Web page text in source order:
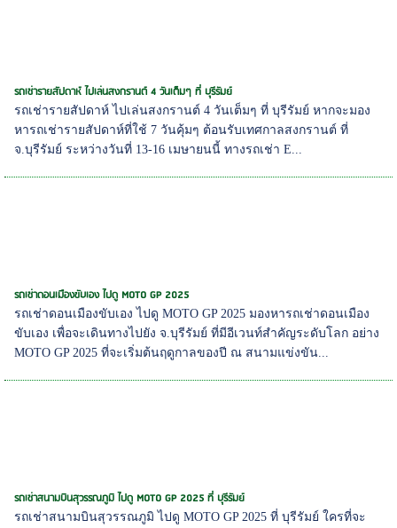
รถเช่ารายสัปดาห์ ไปเล่นสงกรานต์ 4 วันเต็มๆ ที่ บุรีรัมย์
รถเช่ารายสัปดาห์ ไปเล่นสงกรานต์ 4 วันเต็มๆ ที่ บุรีรัมย์ หากจะมอง
หารถเช่ารายสัปดาห์ที่ใช้ 7 วันคุ้มๆ ต้อนรับเทศกาลสงกรานต์ ที่
จ.บุรีรัมย์ ระหว่างวันที่ 13-16 เมษายนนี้ ทางรถเช่า E...
รถเช่าดอนเมืองขับเอง ไปดู MOTO GP 2025
รถเช่าดอนเมืองขับเอง ไปดู MOTO GP 2025 มองหารถเช่าดอนเมือง
ขับเอง เพื่อจะเดินทางไปยัง จ.บุรีรัมย์ ที่มีอีเวนท์สำคัญระดับโลก อย่าง
MOTO GP 2025 ที่จะเริ่มต้นฤดูกาลของปี ณ สนามแข่งขัน...
รถเช่าสนามบินสุวรรณภูมิ ไปดู MOTO GP 2025 ที่ บุรีรัมย์
รถเช่าสนามบินสุวรรณภูมิ ไปดู MOTO GP 2025 ที่ บุรีรัมย์ ใครที่จะ